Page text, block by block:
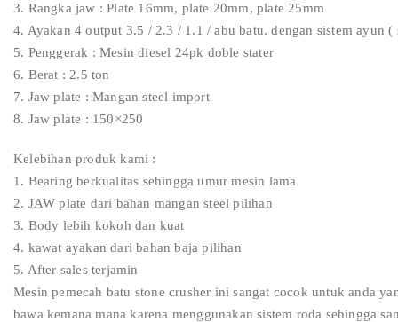
3. Rangka jaw : Plate 16mm, plate 20mm, plate 25mm
4. Ayakan 4 output 3.5 / 2.3 / 1.1 / abu batu. dengan sistem ayun (
5. Penggerak : Mesin diesel 24pk doble stater
6. Berat : 2.5 ton
7. Jaw plate : Mangan steel import
8. Jaw plate : 150×250
Kelebihan produk kami :
1. Bearing berkualitas sehingga umur mesin lama
2. JAW plate dari bahan mangan steel pilihan
3. Body lebih kokoh dan kuat
4. kawat ayakan dari bahan baja pilihan
5. After sales terjamin
Mesin pemecah batu stone crusher ini sangat cocok untuk anda
bawa kemana mana karena menggunakan sistem roda sehingga